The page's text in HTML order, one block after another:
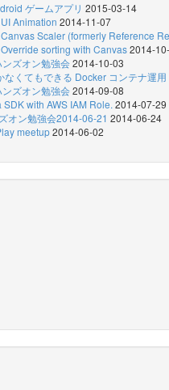
ゲームアプリ 2015-03-14
Animation 2014-11-07
Scaler (formerly Reference
sorting with Canvas2014-
ズオン勉強会2014-10-03
なくてもできる Docker コンテナ運用
ズオン勉強会2014-09-08
SDK with AWS IAM Role. 2014-07-29
オン勉強会2014-06-21 2014-06-24
meetup2014-06-02